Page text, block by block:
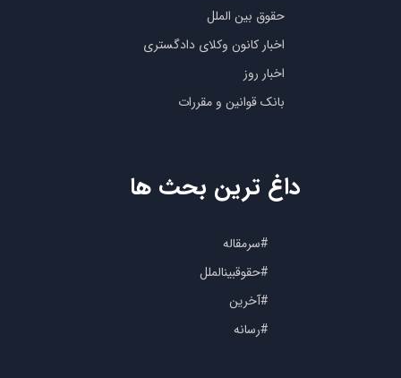
حقوق بین الملل
اخبار کانون وکلای دادگستری
اخبار روز
بانک قوانین و مقررات
#سرمقاله
#حقوقبینالملل
#آخرین
#رسانه
داغ ترین بحث ها